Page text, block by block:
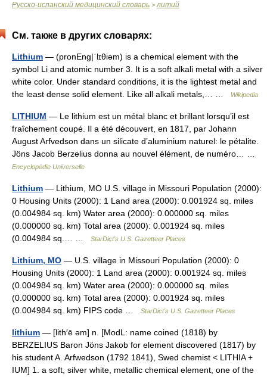
Русско-испанский медицинский словарь > литий
См. также в других словарях:
Lithium — (pronEng|ˈlɪθiəm) is a chemical element with the
symbol Li and atomic number 3. It is a soft alkali metal with a silver
white color. Under standard conditions, it is the lightest metal and
the least dense solid element. Like all alkali metals,… …
Wikipedia
LITHIUM — Le lithium est un métal blanc et brillant lorsqu’il est
fraîchement coupé. Il a été découvert, en 1817, par Johann
August Arfvedson dans un silicate d’aluminium naturel: le pétalite.
Jöns Jacob Berzelius donna au nouvel élément, de numéro… …
Encyclopédie Universelle
Lithium — Lithium, MO U.S. village in Missouri Population (2000):
0 Housing Units (2000): 1 Land area (2000): 0.001924 sq. miles
(0.004984 sq. km) Water area (2000): 0.000000 sq. miles
(0.000000 sq. km) Total area (2000): 0.001924 sq. miles
(0.004984 sq.… …
StarDict's U.S. Gazetteer Places
Lithium, MO — U.S. village in Missouri Population (2000): 0
Housing Units (2000): 1 Land area (2000): 0.001924 sq. miles
(0.004984 sq. km) Water area (2000): 0.000000 sq. miles
(0.000000 sq. km) Total area (2000): 0.001924 sq. miles
(0.004984 sq. km) FIPS code …
StarDict's U.S. Gazetteer Places
lithium — [lith′ē əm] n. [ModL: name coined (1818) by
BERZELIUS Baron Jöns Jakob for element discovered (1817) by
his student A. Arfwedson (1792 1841), Swed chemist < LITHIA +
IUM] 1. a soft, silver white, metallic chemical element, one of the